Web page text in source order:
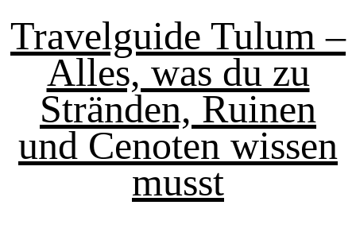
Travelguide Tulum –
Alles, was du zu
Stränden, Ruinen
und Cenoten wissen
musst